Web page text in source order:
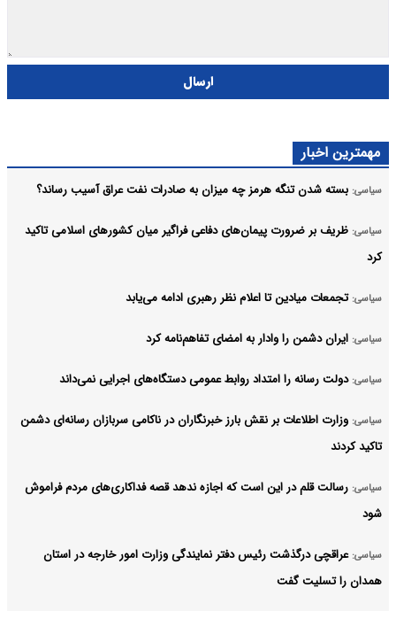
ارسال
مهمترین اخبار
سیاسی: بسته شدن تنگه هرمز چه میزان به صادرات نفت عراق آسیب رساند؟
سیاسی: ظریف بر ضرورت پیمان‌های دفاعی فراگیر میان کشورهای اسلامی تاکید
کرد
سیاسی: تجمعات میادین تا اعلام نظر رهبری ادامه می‌یابد
سیاسی: ایران دشمن را وادار به امضای تفاهم‌نامه کرد
سیاسی: دولت رسانه را امتداد روابط عمومی دستگاه‌های اجرایی نمی‌داند
سیاسی: وزارت اطلاعات بر نقش بارز خبرنگاران در ناکامی سربازان رسانه‌ای دشمن
تاکید کردند
سیاسی: رسالت قلم در این است که اجازه ندهد قصه‌ فداکاری‌های مردم فراموش
شود
سیاسی: عراقچی درگذشت رئیس دفتر نمایندگی وزارت امور خارجه در استان
همدان را تسلیت گفت